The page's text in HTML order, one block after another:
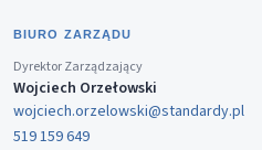
BIURO ZARZĄDU
Dyrektor Zarządzający
Wojciech Orzełowski
wojciech.orzelowski@standardy.pl
519 159 649